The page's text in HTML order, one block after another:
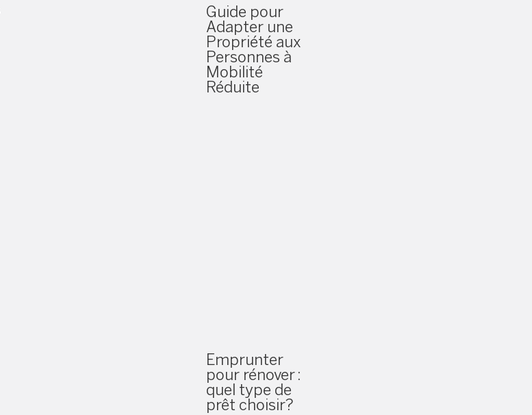
Guide pour
Adapter une
Propriété aux
Personnes à
Mobilité
Réduite
Emprunter
pour rénover :
quel type de
prêt choisir?